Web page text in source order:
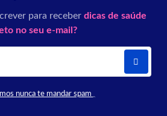
para receber dicas de saúde
no seu e-mail?
nunca te mandar spam